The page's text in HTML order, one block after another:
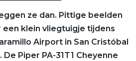
ze dan. Pittige beelden
een klein vliegtuigje tijdens
Airport in San Cristóbal
Piper PA-31T1 Cheyenne